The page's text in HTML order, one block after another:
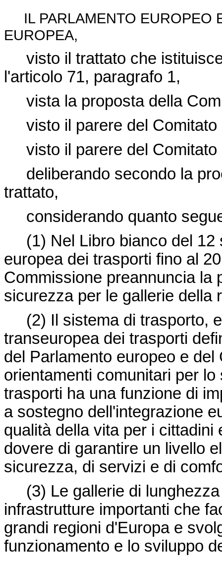
IL PARLAMENTO EUROPEO
EUROPEA,
visto il trattato che
l'articolo 71, paragrafo 1,
vista la proposta della
visto il parere del
visto il parere del
deliberando secondo la
trattato,
considerando quanto
(1) Nel Libro bianco del
europea dei trasporti fino al
Commissione preannuncia la
sicurezza per le gallerie della
(2) Il sistema di trasporto,
transeuropea dei trasporti
del Parlamento europeo e
orientamenti comunitari per
trasporti ha una funzione di
a sostegno dell'integrazione
qualità della vita per i
dovere di garantire un livello
sicurezza, di servizi e di
(3) Le gallerie di
infrastrutture importanti che
grandi regioni d'Europa e
funzionamento e lo sviluppo